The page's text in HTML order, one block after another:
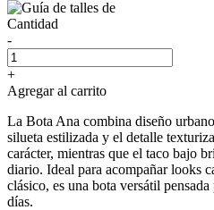
Cantidad
-
+
Agregar al carrito
La Bota Ana combina diseño
silueta estilizada y el detalle
carácter, mientras que el taco bajo
diario. Ideal para acompañar looks
clásico, es una bota versátil
días.